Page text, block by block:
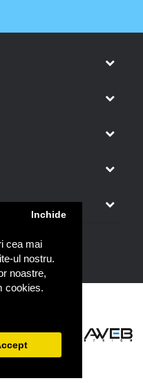
cea mai
ul nostru.
noastre,
cookies.
Inchide